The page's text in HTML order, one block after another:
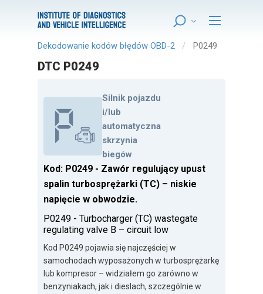
Dekodowanie kodów błędów OBD-2 P0249
DTC P0249
Silnik pojazdu
i/lub
automatyczna
skrzynia
biegów
Kod: P0249 - Zawór regulujący upust
spalin turbosprężarki (TC) – niskie
napięcie w obwodzie.
P0249 - Turbocharger (TC) wastegate
regulating valve B – circuit low
Kod P0249 pojawia się najczęściej w
samochodach wyposażonych w turbosprężarkę
lub kompresor – widziałem go zarówno w
benzyniakach, jak i dieslach, szczególnie w